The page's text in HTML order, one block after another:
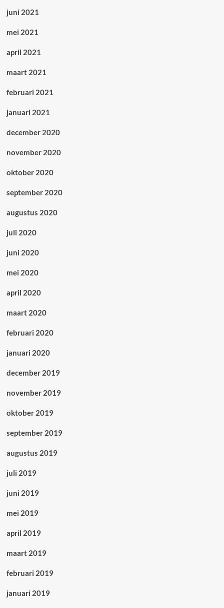
juni 2021
mei 2021
april 2021
maart 2021
februari 2021
januari 2021
december 2020
november 2020
oktober 2020
september 2020
augustus 2020
juli 2020
juni 2020
mei 2020
april 2020
maart 2020
februari 2020
januari 2020
december 2019
november 2019
oktober 2019
september 2019
augustus 2019
juli 2019
juni 2019
mei 2019
april 2019
maart 2019
februari 2019
januari 2019